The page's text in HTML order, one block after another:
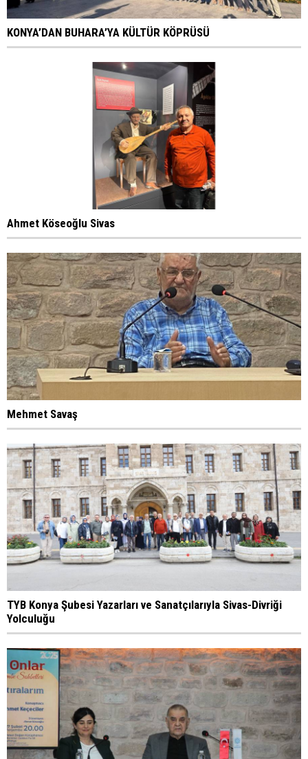
KONYA’DAN BUHARA’YA KÜLTÜR KÖPRÜSÜ
Ahmet Köseoğlu Sivas
Mehmet Savaş
TYB Konya Şubesi Yazarları ve Sanatçılarıyla Sivas-Divriği
Yolculuğu